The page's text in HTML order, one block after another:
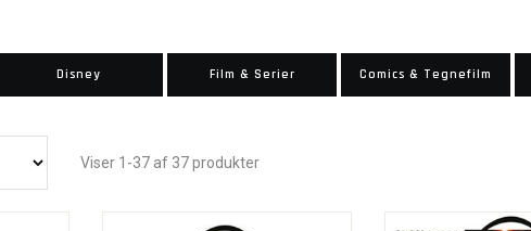
Disney Film & Serier Comics & Tegnefilm
Viser 1-37 af 37 produkter